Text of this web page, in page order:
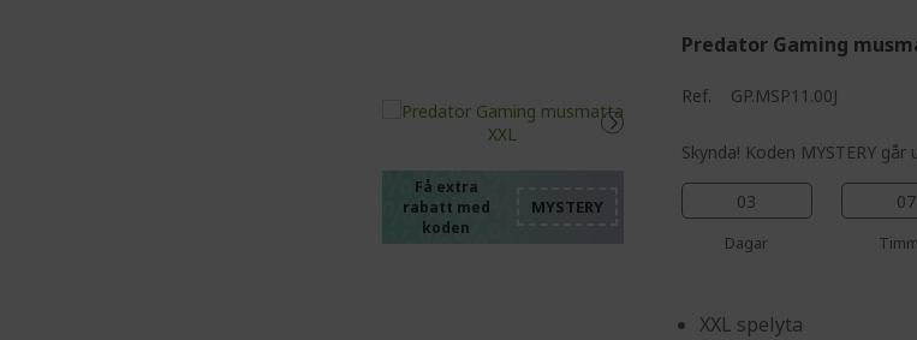
Få extra
rabatt med
koden
Predator Gaming
Ref. GP.MSP11.00J
Skynda! Koden MYSTERY går
03
Dagar
07
XXL spelyta